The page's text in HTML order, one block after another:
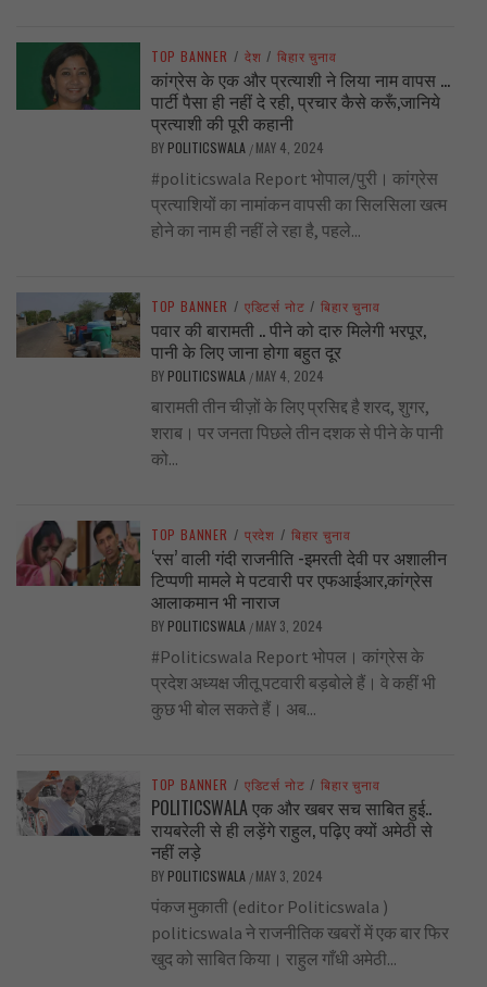
TOP BANNER / देश / बिहार चुनाव
कांग्रेस के एक और प्रत्याशी ने लिया नाम वापस …
पार्टी पैसा ही नहीं दे रही, प्रचार कैसे करूँ,जानिये
प्रत्याशी की पूरी कहानी
BY POLITICSWALA / MAY 4, 2024
#politicswala Report भोपाल/पुरी। कांग्रेस
प्रत्याशियों का नामांकन वापसी का सिलसिला खत्म
होने का नाम ही नहीं ले रहा है, पहले...
TOP BANNER / एडिटर्स नोट / बिहार चुनाव
पवार की बारामती .. पीने को दारु मिलेगी भरपूर,
पानी के लिए जाना होगा बहुत दूर
BY POLITICSWALA / MAY 4, 2024
बारामती तीन चीज़ों के लिए प्रसिद्द है शरद, शुगर,
शराब। पर जनता पिछले तीन दशक से पीने के पानी
को...
TOP BANNER / प्रदेश / बिहार चुनाव
‘रस’ वाली गंदी राजनीति -इमरती देवी पर अशालीन
टिप्पणी मामले मे पटवारी पर एफआईआर,कांग्रेस
आलाकमान भी नाराज
BY POLITICSWALA / MAY 3, 2024
#Politicswala Report भोपल। कांग्रेस के
प्रदेश अध्यक्ष जीतू पटवारी बड़बोले हैं। वे कहीं भी
कुछ भी बोल सकते हैं। अब...
TOP BANNER / एडिटर्स नोट / बिहार चुनाव
POLITICSWALA एक और खबर सच साबित हुई..
रायबरेली से ही लड़ेंगे राहुल, पढ़िए क्यों अमेठी से
नहीं लड़े
BY POLITICSWALA / MAY 3, 2024
पंकज मुकाती (editor Politicswala )
politicswala ने राजनीतिक खबरों में एक बार फिर
खुद को साबित किया। राहुल गाँधी अमेठी...